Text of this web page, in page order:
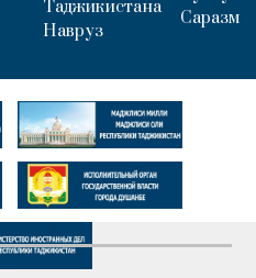
Таджикистана
Навруз
Саразм